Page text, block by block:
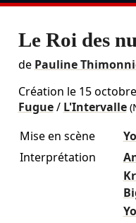
Le Roi des
de Pauline
Création le 15
Fugue/ L'Intervalle
Mise en scène
Interprétation